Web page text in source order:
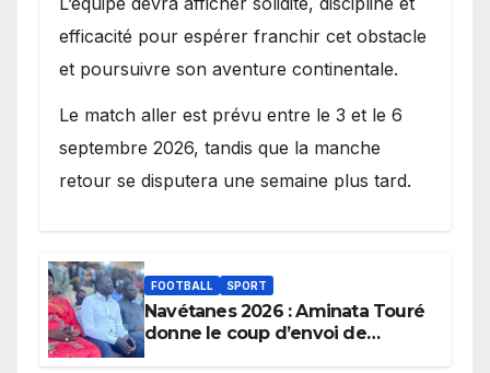
efficacité pour espérer franchir cet obstacle
et poursuivre son aventure continentale.
Le match aller est prévu entre le 3 et le 6
septembre 2026, tandis que la manche
retour se disputera une semaine plus tard.
FOOTBALL SPORT
Navétanes 2026 : Aminata Touré
donne le coup d’envoi de